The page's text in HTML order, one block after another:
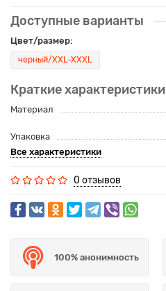
Доступные варианты
Цвет/размер:
черный/XXL-XXXL
Краткие характеристики
Материал
Упаковка
Все характеристики
0 отзывов
100% анонимность